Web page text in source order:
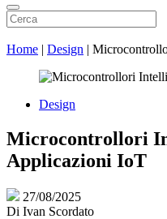
Home | Design |
Design
Microcontrollori
Applicazioni IoT
27/08/2025
Di Ivan Scordato